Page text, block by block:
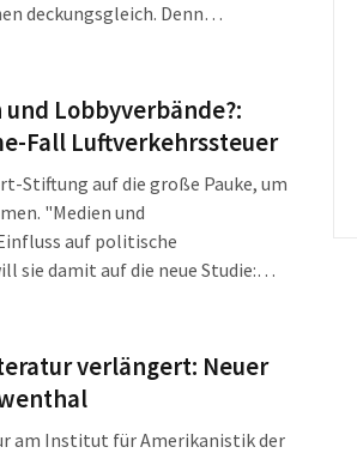
deckungsgleich. Denn
bis dato von Seiten der
die Balken.
Lobbyverbände?:
Fall Luftverkehrssteuer
Stiftung auf die große Pauke, um
"Medien und
auf politische
sie damit auf die neue Studie:
War da was? Dr. Klaus
verlängert: Neuer
am Institut für Amerikanistik der